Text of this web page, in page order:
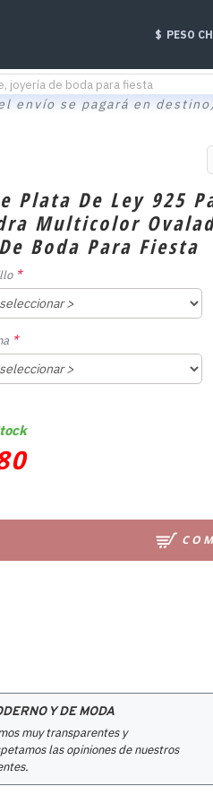
$ PESO
joyería de boda para fiesta
envío se pagará en
Plata De Ley 925
Multicolor
Boda Para Fiesta
Y DE MODA
muy transparentes y
las opiniones de nuestros